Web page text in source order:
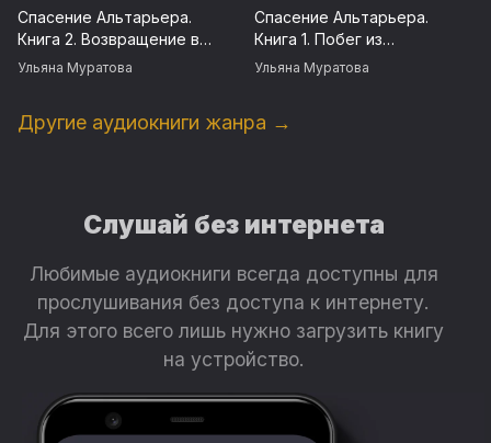
Спасение Альтарьера.
Книга 2. Возвращение в
Альтарьер
Ульяна Муратова
Спасение Альтарьера.
Книга 1. Побег из
Альтарьера
Ульяна Муратова
Другие аудиокниги жанра →
Слушай без интернета
Любимые аудиокниги всегда доступны для
прослушивания без доступа к интернету.
Для этого всего лишь нужно загрузить книгу
на устройство.